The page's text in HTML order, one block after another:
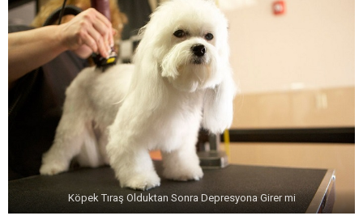
Köpek Tıraş Olduktan Sonra Depresyona Girer mi